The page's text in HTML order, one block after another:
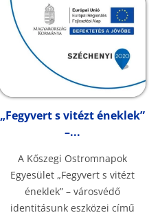
„Fegyvert s vitézt éneklek”
–...
A Kőszegi Ostromnapok
Egyesület „Fegyvert s vitézt
éneklek” – városvédő
identitásunk eszközei című